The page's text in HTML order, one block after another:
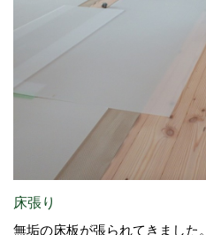
床張り
無垢の床板が張られてきました。